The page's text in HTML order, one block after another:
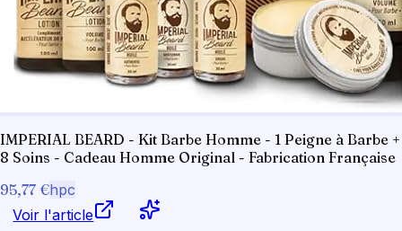
IMPERIAL BEARD - Kit Barbe Homme - 1 Peigne à Barbe +
8 Soins - Cadeau Homme Original - Fabrication Française
95,77 €hpc
Voir l'article